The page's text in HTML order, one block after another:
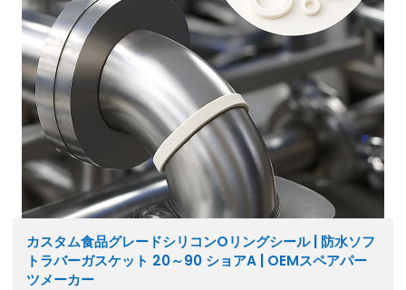
カスタム食品グレードシリコンOリングシール | 防水ソフ
トラバーガスケット 20～90 ショアA | OEMスペアパー
ツメーカー